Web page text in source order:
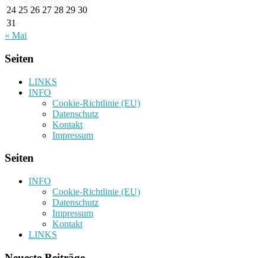
24 25 26 27 28 29 30
31
« Mai
Seiten
LINKS
INFO
Cookie-Richtlinie (EU)
Datenschutz
Kontakt
Impressum
Seiten
INFO
Cookie-Richtlinie (EU)
Datenschutz
Impressum
Kontakt
LINKS